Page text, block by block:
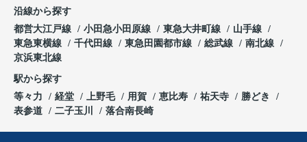
沿線から探す
都営大江戸線
小田急小田原線 東急大井町線
山手線
東急東横線
千代田線 東急田園都市線 総武線
南北線
京浜東北線
駅から探す
等々力
経堂 上野毛 用賀 恵比寿 祐天寺
勝どき
表参道
二子玉川 落合南長崎